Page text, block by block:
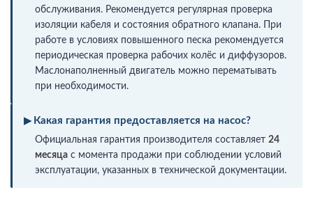
обслуживания. Рекомендуется регулярная проверка
изоляции кабеля и состояния обратного клапана. При
работе в условиях повышенного песка рекомендуется
периодическая проверка рабочих колёс и диффузоров.
Маслонаполненный двигатель можно перематывать
при необходимости.
Какая гарантия предоставляется на насос?
Официальная гарантия производителя составляет 24
месяца с момента продажи при соблюдении условий
эксплуатации, указанных в технической документации.